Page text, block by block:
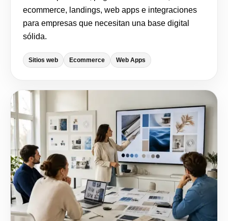
ecommerce, landings, web apps e integraciones
para empresas que necesitan una base digital
sólida.
Sitios web Ecommerce Web Apps